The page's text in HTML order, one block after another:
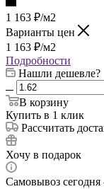
1 163 ₽/м2
Варианты цен
1 163 ₽/м2
Подробности
Нашли дешевле?
В корзину
Купить в 1 клик
Рассчитать
Хочу в подарок
Самовывоз сегодня